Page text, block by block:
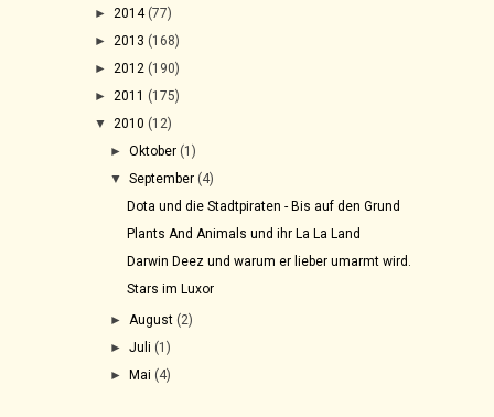
► 2014 (77)
► 2013 (168)
► 2012 (190)
► 2011 (175)
▼ 2010 (12)
►Oktober (1)
▼September (4)
Dota und die Stadtpiraten - Bis auf den Grund
Plants And Animals und ihr La La Land
Darwin Deez und warum er lieber umarmt wird.
Stars im Luxor
► August (2)
►Juli (1)
►Mai (4)